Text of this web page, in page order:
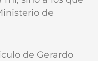
de
de Gerardo